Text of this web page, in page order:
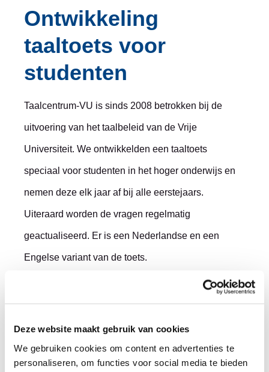
Deze website maakt gebruik van cookies
We gebruiken cookies om content en advertenties te
personaliseren, om functies voor social media te bieden
Ontwikkeling
taaltoets voor
studenten
Taalcentrum-VU is sinds 2008 betrokken bij de
uitvoering van het taalbeleid van de Vrije
Universiteit. We ontwikkelden een taaltoets
speciaal voor studenten in het hoger onderwijs en
nemen deze elk jaar af bij alle eerstejaars.
Uiteraard worden de vragen regelmatig
geactualiseerd. Er is een Nederlandse en een
Engelse variant van de toets.
De Nederlandse versie toetst op kennis van:
spelling en interpunctie